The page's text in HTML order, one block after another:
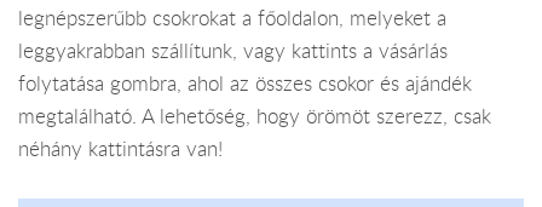
legnépszerűbb csokrokat a főoldalon, melyeket a
leggyakrabban szállítunk, vagy kattints a vásárlás
folytatása gombra, ahol az összes csokor és ajándék
megtalálható. A lehetőség, hogy örömöt szerezz, csak
néhány kattintásra van!